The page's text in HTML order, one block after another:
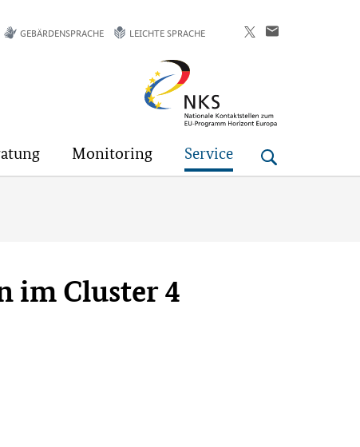
GEBÄRDENSPRACHE LEICHTE SPRACHE
Horizont
Europa
Monitoring Service
im Cluster 4